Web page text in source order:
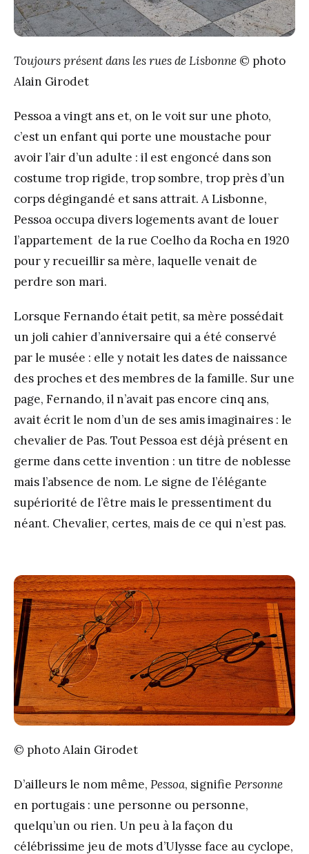
Toujours présent dans les rues de Lisbonne © photo
Alain Girodet
Pessoa a vingt ans et, on le voit sur une photo,
c’est un enfant qui porte une moustache pour
avoir l’air d’un adulte : il est engoncé dans son
costume trop rigide, trop sombre, trop près d’un
corps dégingandé et sans attrait. A Lisbonne,
Pessoa occupa divers logements avant de louer
l’appartement de la rue Coelho da Rocha en 1920
pour y recueillir sa mère, laquelle venait de
perdre son mari.
Lorsque Fernando était petit, sa mère possédait
un joli cahier d’anniversaire qui a été conservé
par le musée : elle y notait les dates de naissance
des proches et des membres de la famille. Sur une
page, Fernando, il n’avait pas encore cinq ans,
avait écrit le nom d’un de ses amis imaginaires : le
chevalier de Pas. Tout Pessoa est déjà présent en
germe dans cette invention : un titre de noblesse
mais l’absence de nom. Le signe de l’élégante
supériorité de l’être mais le pressentiment du
néant. Chevalier, certes, mais de ce qui n’est pas.
© photo Alain Girodet
D’ailleurs le nom même, Pessoa, signifie Personne
en portugais : une personne ou personne,
quelqu’un ou rien. Un peu à la façon du
célébrissime jeu de mots d’Ulysse face au cyclope,